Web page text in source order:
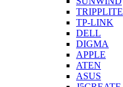
TRIPPLITE
TP-LINK
DELL
DIGMA
APPLE
ATEN
ASUS